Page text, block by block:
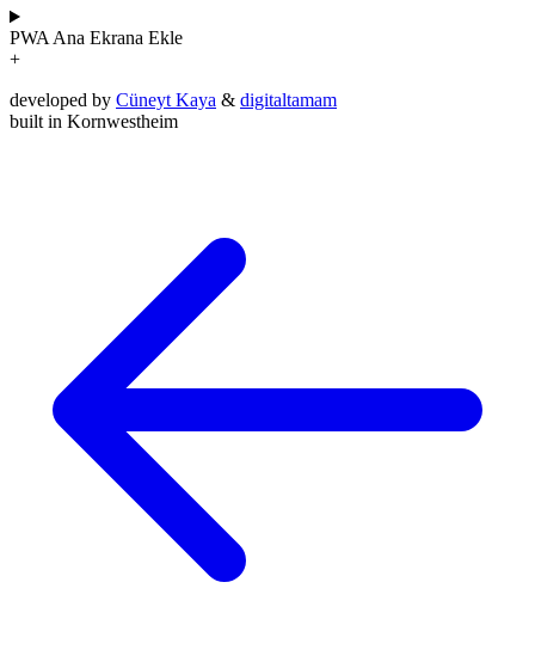
PWA Ana Ekrana Ekle
+
developed by Cüneyt Kaya & digitaltamam
built in Kornwestheim